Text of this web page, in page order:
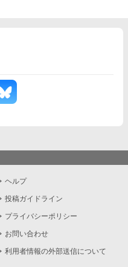
ヘルプ
投稿ガイドライン
プライバシーポリシー
お問い合わせ
利用者情報の外部送信について